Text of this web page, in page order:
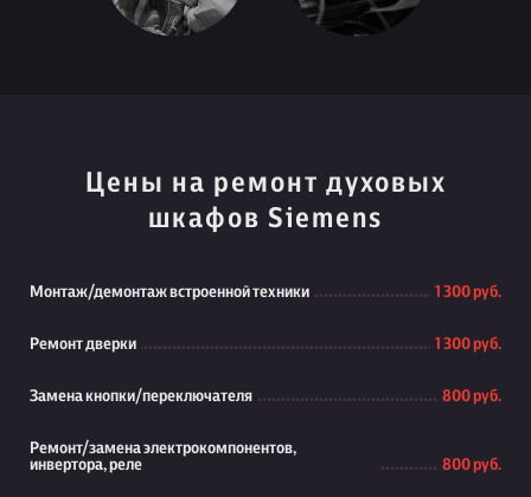
Цены на ремонт духовых
шкафов Siemens
Монтаж/демонтаж встроенной техники 1 300 руб.
Ремонт дверки 1 300 руб.
Замена кнопки/переключателя 800 руб.
Ремонт/замена электрокомпонентов,
инвертора, реле
800 руб.